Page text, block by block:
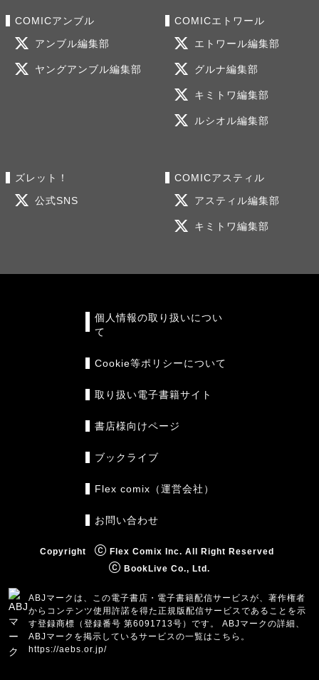
COMICアンブル
アンブル編集部
ヤングアンブル編集部
COMICエトワール
エトワール編集部
グルナ編集部
キミトワ編集部
ルシオル編集部
ズレット！
公式SNS
COMICアスティル
アスティル編集部
キミトワ編集部
個人情報の取り扱いについ
て
Cookie等ポリシーについて
取り扱い電子書籍サイト
書店様向けページ
ブックライブ
Flex comix（運営会社）
お問い合わせ
Copyright
Flex Comix Inc. All Right Reserved
BookLive Co., Ltd.
ABJマークは、この電子書店・電子書籍配信サービスが、著作権者
からコンテンツ使用許諾を得た正規版配信サービスであることを示
す登録商標（登録番号 第6091713号）です。 ABJマークの詳細、
ABJマークを掲示しているサービスの一覧はこちら。
https://aebs.or.jp/